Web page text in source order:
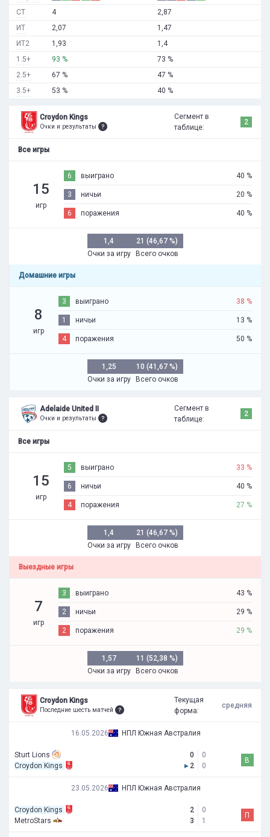
СТ
ИТ
ИТ2
1.5+
2.5+
3.5+
4
2,07
1,93
93 %
67 %
53 %
2,87
1,47
1,4
73 %
47 %
40 %
Croydon Kings
Очки и результаты
Сегмент в
таблице:
2
Все игры
15
игр
6 выиграно 40 %
3 ничьи 20 %
6 поражения 40 %
1,4
Очки за игру
21 (46,67 %)
Всего очков
Домашние игры
8
игр
3 выиграно 38 %
1 ничьи 13 %
4 поражения 50 %
1,25
Очки за игру
10 (41,67 %)
Всего очков
Adelaide United II
Очки и результаты
Сегмент в
таблице:
2
Все игры
15
игр
5 выиграно 33 %
6 ничьи 40 %
4 поражения 27 %
1,4
Очки за игру
21 (46,67 %)
Всего очков
Выездные игры
7
игр
3 выиграно 43 %
2 ничьи 29 %
2 поражения 29 %
1,57
Очки за игру
11 (52,38 %)
Всего очков
Croydon Kings
Последние шесть матчей
Текущая
форма:
средняя
16.05.2026 НПЛ Южная Австралия
Sturt Lions
Croydon Kings
0
▸ 2
0
0
В
23.05.2026 НПЛ Южная Австралия
Croydon Kings
MetroStars
2
3
0
1
П